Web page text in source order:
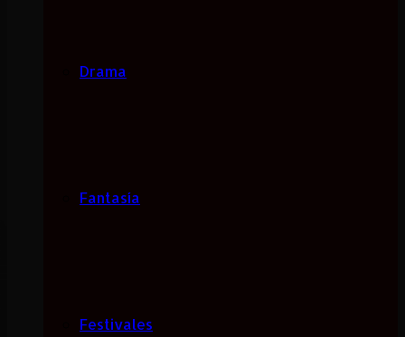
Drama
Fantasía
Festivales